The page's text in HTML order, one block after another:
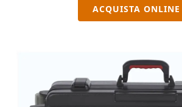
ACQUISTA ONLINE